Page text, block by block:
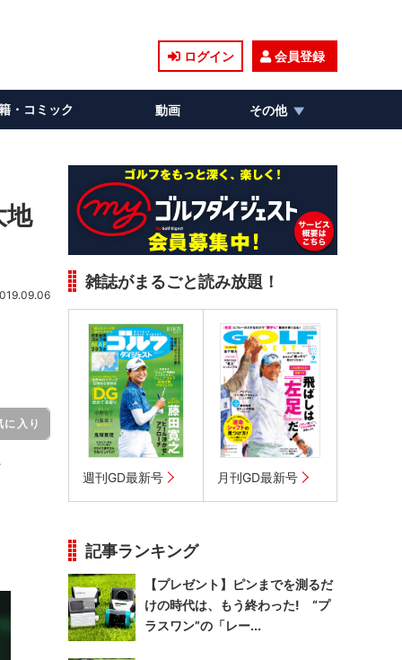
ログイン 会員登録
・コミック 動画 その他
地
に入り
雑誌がまるごと読み放題！
週刊GD最新号 月刊GD最新号
記事ランキング
【プレゼント】ピンまでを測るだ
けの時代は、もう終わった! “プ
ラスワン”の「レー...